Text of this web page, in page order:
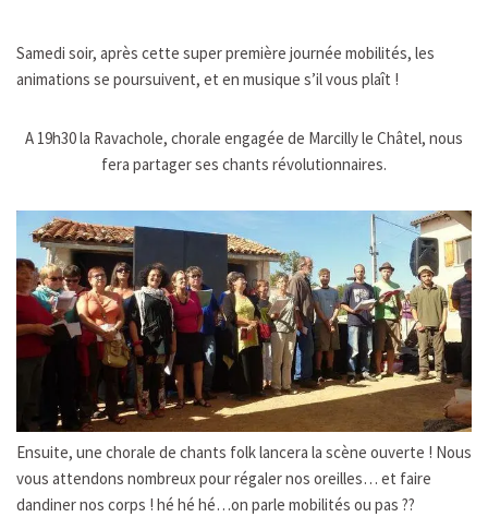
Samedi soir, après cette super première journée mobilités, les
animations se poursuivent, et en musique s’il vous plaît !
A 19h30 la Ravachole, chorale engagée de Marcilly le Châtel, nous
fera partager ses chants révolutionnaires.
Ensuite, une chorale de chants folk lancera la scène ouverte ! Nous
vous attendons nombreux pour régaler nos oreilles… et faire
dandiner nos corps ! hé hé hé…on parle mobilités ou pas ??